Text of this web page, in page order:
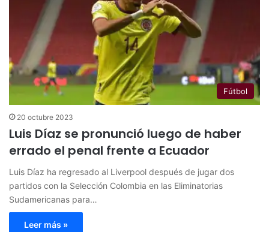
Fútbol
20 octubre 2023
Luis Díaz se pronunció luego de haber
errado el penal frente a Ecuador
Luis Díaz ha regresado al Liverpool después de jugar dos
partidos con la Selección Colombia en las Eliminatorias
Sudamericanas para…
Leer más »